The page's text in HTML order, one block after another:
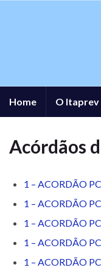
Home O Itaprev
Acórdãos
1 – ACORDÃO
1 – ACORDÃO
1 – ACORDÃO
1 – ACORDÃO
1 – ACORDÃO